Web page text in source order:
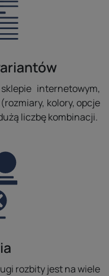
internetowym,
kolory, opcje
liczbę kombinacji.
rozbity jest na wiele